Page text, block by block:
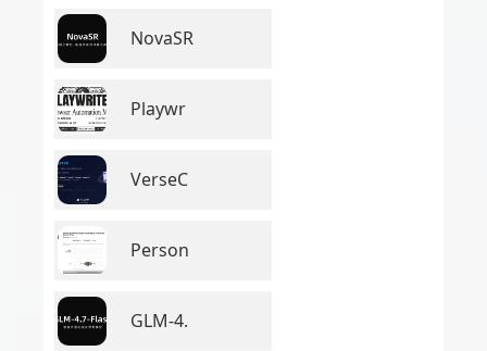
NovaSR
Playwr
VerseC
Person
GLM-4.